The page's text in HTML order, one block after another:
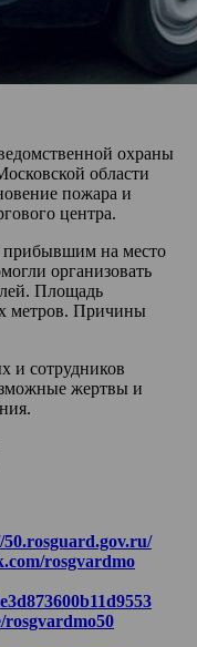
охраны
области
пожара и
центра.
прибывшим на место
организовать
Площадь
метров. Причины
и сотрудников
жертвы и
rosgvardmo
rosgvardmo50